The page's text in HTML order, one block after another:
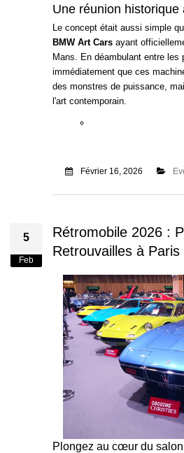
Une réunion historique
Le concept était aussi simple
BMW Art Cars ayant
Mans. En déambulant entre les
immédiatement que ces
des monstres de puissance,
l'art contemporain.
Février 16, 2026
5
Feb
Rétromobile 2026 :
Retrouvailles à Paris
Plongez au cœur du